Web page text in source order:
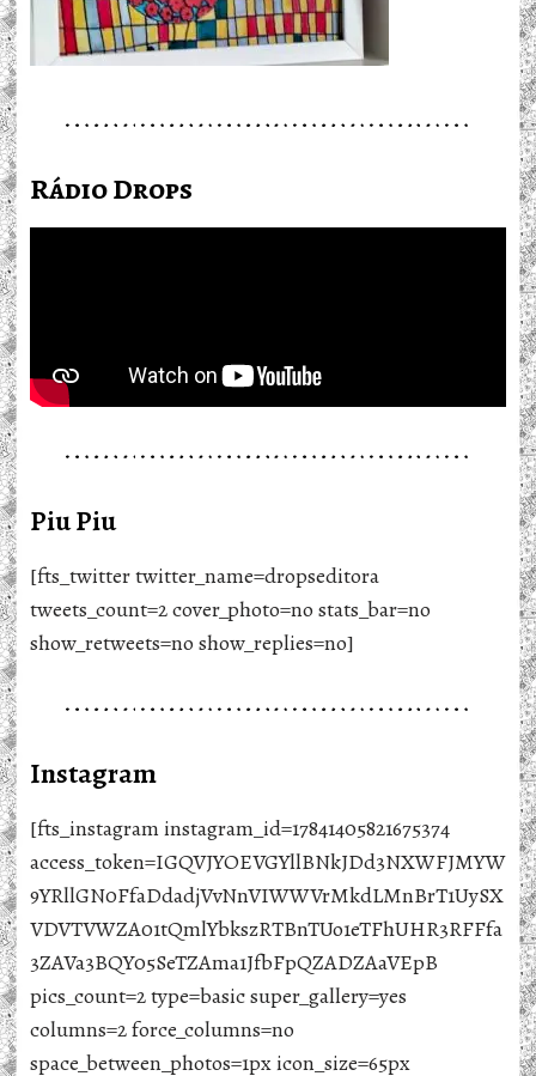
Rádio Drops
Piu Piu
[fts_twitter twitter_name=dropseditora
tweets_count=2 cover_photo=no stats_bar=no
show_retweets=no show_replies=no]
Instagram
[fts_instagram instagram_id=17841405821675374
access_token=IGQVJYOEVGYllBNkJDd3NXWFJMYW
9YRllGN0FfaDdadjVvNnVIWWVrMkdLMnBrT1UySX
VDVTVWZA01tQmlYbkszRTBnTUo1eTFhUHR3RFFfa
3ZAVa3BQY05SeTZAma1JfbFpQZADZAaVEpB
pics_count=2 type=basic super_gallery=yes
columns=2 force_columns=no
space_between_photos=1px icon_size=65px